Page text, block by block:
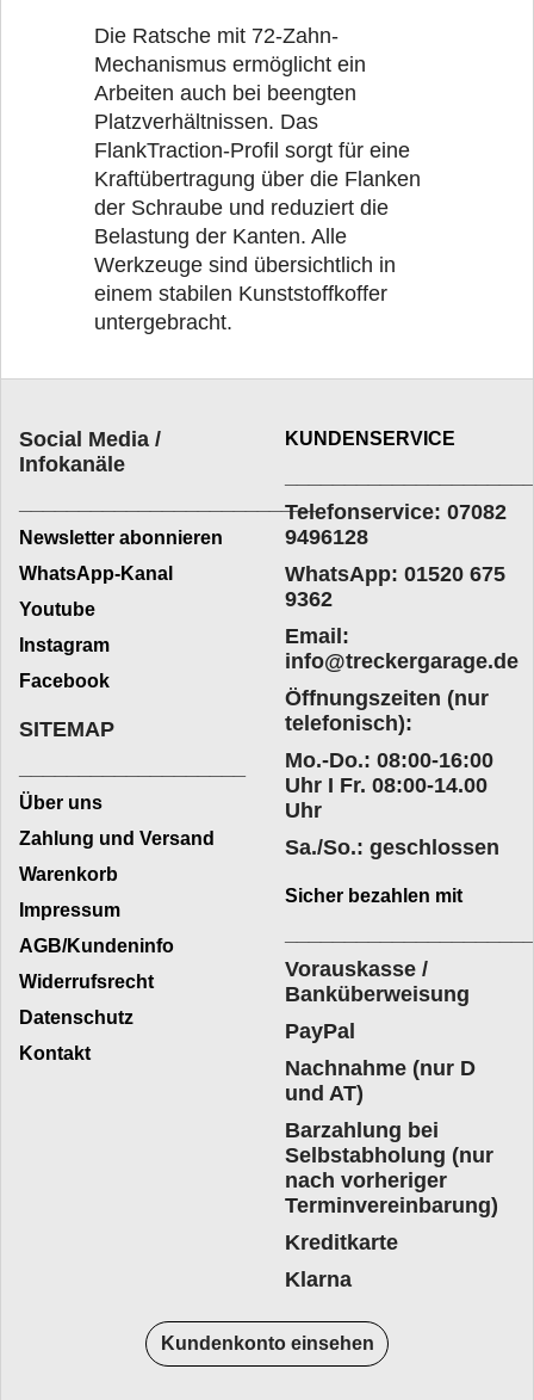
Die Ratsche mit 72-Zahn-
Mechanismus ermöglicht ein
Arbeiten auch bei beengten
Platzverhältnissen. Das
FlankTraction-Profil sorgt für eine
Kraftübertragung über die Flanken
der Schraube und reduziert die
Belastung der Kanten. Alle
Werkzeuge sind übersichtlich in
einem stabilen Kunststoffkoffer
untergebracht.
Social Media /
Infokanäle
_________________________
Newsletter abonnieren
WhatsApp-Kanal
Youtube
Instagram
Facebook
KUNDENSERVICE
Telefonservice: 07082
9496128
WhatsApp: 01520 675
9362
Email:
info@treckergarage.de
Öffnungszeiten (nur
telefonisch):
Mo.-Do.: 08:00-16:00
Uhr I Fr. 08:00-14.00
Uhr
Sa./So.: geschlossen
SITEMAP
Über uns
Zahlung und Versand
Warenkorb
Impressum
AGB/Kundeninfo
Widerrufsrecht
Datenschutz
Kontakt
Sicher bezahlen mit
Vorauskasse /
Banküberweisung
PayPal
Nachnahme (nur D
und AT)
Barzahlung bei
Selbstabholung (nur
nach vorheriger
Terminvereinbarung)
Kreditkarte
Klarna
Kundenkonto einsehen